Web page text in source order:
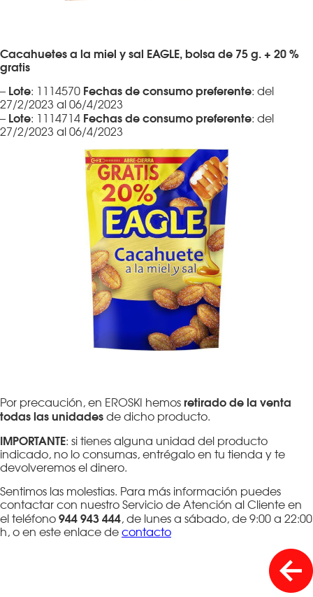
Cacahuetes a la miel y sal EAGLE, bolsa de 75 g. + 20 %
gratis
– Lote: 1114570 Fechas de consumo preferente: del
27/2/2023 al 06/4/2023
– Lote: 1114714 Fechas de consumo preferente: del
27/2/2023 al 06/4/2023
Por precaución, en EROSKI hemosretirado de la venta
todas las unidadesde dicho producto.
IMPORTANTE: si tienes alguna unidad del producto
indicado, no lo consumas, entrégalo en tu tienda y te
devolveremos el dinero.
Sentimos las molestias. Para más información puedes
contactar con nuestro Servicio de Atención al Cliente en
el teléfono944 943 444, de lunes a sábado, de 9:00 a 22:00
h, o en este enlace decontacto